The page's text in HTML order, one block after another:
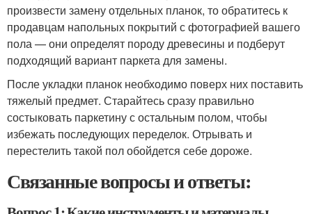
произвести замену отдельных планок, то обратитесь к
продавцам напольных покрытий с фотографией вашего
пола — они определят породу древесины и подберут
подходящий вариант паркета для замены.
После укладки планок необходимо поверх них поставить
тяжелый предмет. Старайтесь сразу правильно
состыковать паркетину с остальным полом, чтобы
избежать последующих переделок. Отрывать и
перестелить такой пол обойдется себе дороже.
Связанные вопросы и ответы: